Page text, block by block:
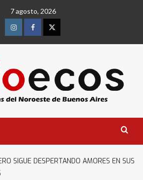
7 agosto, 2026
InstagramFacebookTwitter
SIGUE DESPERTANDO AMORES EN SUS